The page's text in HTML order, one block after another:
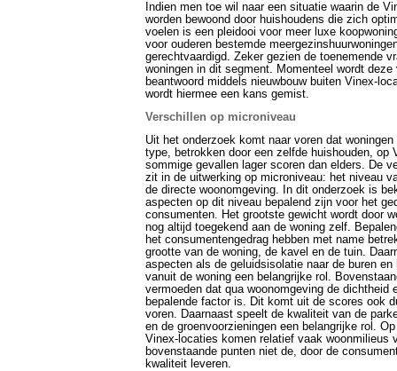
Indien men toe wil naar een situatie waarin de
worden bewoond door huishoudens die zich
voelen is een pleidooi voor meer luxe
voor ouderen bestemde
gerechtvaardigd. Zeker gezien de toenemende
woningen in dit segment. Momenteel wordt deze
beantwoord middels nieuwbouw buiten Vinex-
wordt hiermee een kans gemist.
Verschillen op microniveau
Uit het onderzoek komt naar voren dat
type, betrokken door een zelfde huishouden, op
sommige gevallen lager scoren dan elders. De
zit in de uitwerking op microniveau: het niveau
de directe woonomgeving. In dit onderzoek is
aspecten op dit niveau bepalend zijn voor het
consumenten. Het grootste gewicht wordt door
nog altijd toegekend aan de woning zelf.
het consumentengedrag hebben met name
grootte van de woning, de kavel en de tuin.
aspecten als de geluidsisolatie naar de buren
vanuit de woning een belangrijke rol.
vermoeden dat qua woonomgeving de dichtheid
bepalende factor is. Dit komt uit de scores ook
voren. Daarnaast speelt de kwaliteit van de
en de groenvoorzieningen een belangrijke rol.
Vinex-locaties komen relatief vaak woonmilieus
bovenstaande punten niet de, door de
kwaliteit leveren.